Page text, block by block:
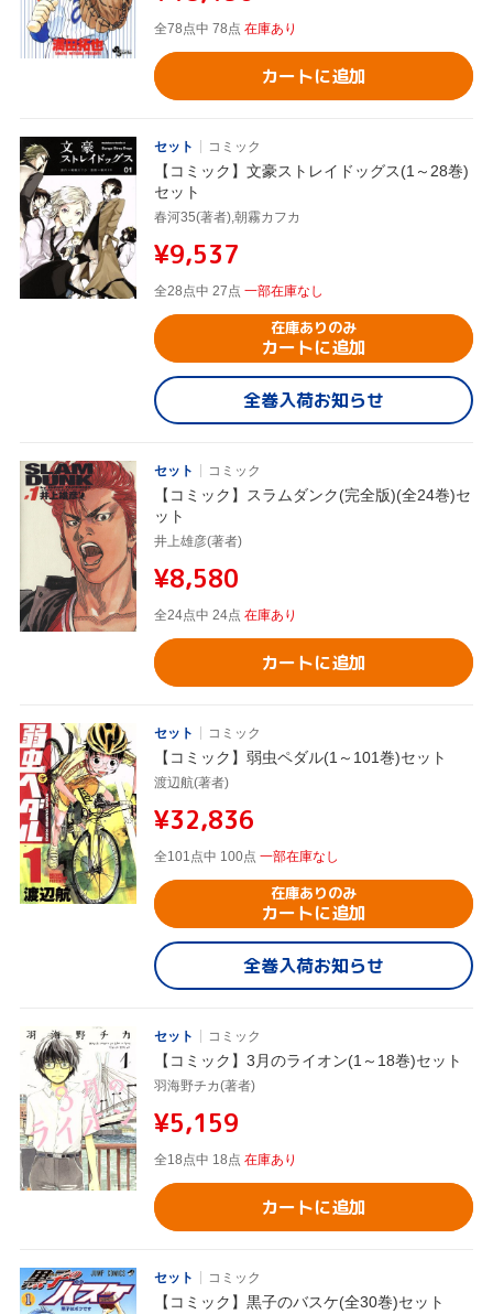
全78点中 78点 在庫あり
カートに追加
セット コミック
【コミック】文豪ストレイドッグス(1～28巻)
セット
春河35(著者),朝霧カフカ
¥9,537
全28点中 27点 一部在庫なし
在庫ありのみ
カートに追加
全巻入荷お知らせ
セット コミック
【コミック】スラムダンク(完全版)(全24巻)セ
ット
井上雄彦(著者)
¥8,580
全24点中 24点 在庫あり
カートに追加
セット コミック
【コミック】弱虫ペダル(1～101巻)セット
渡辺航(著者)
¥32,836
全101点中 100点 一部在庫なし
在庫ありのみ
カートに追加
全巻入荷お知らせ
セット コミック
【コミック】3月のライオン(1～18巻)セット
羽海野チカ(著者)
¥5,159
全18点中 18点 在庫あり
カートに追加
セット コミック
【コミック】黒子のバスケ(全30巻)セット